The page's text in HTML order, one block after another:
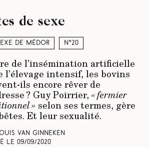
de Médor N°20
de sexe
de l’insémination artificielle
l’élevage intensif, les bovins
ils encore rêver de
? Guy Poirrier, « fermier
» selon ses termes, gère
Et leur sexualité.
Van Ginneken
le 09/09/2020